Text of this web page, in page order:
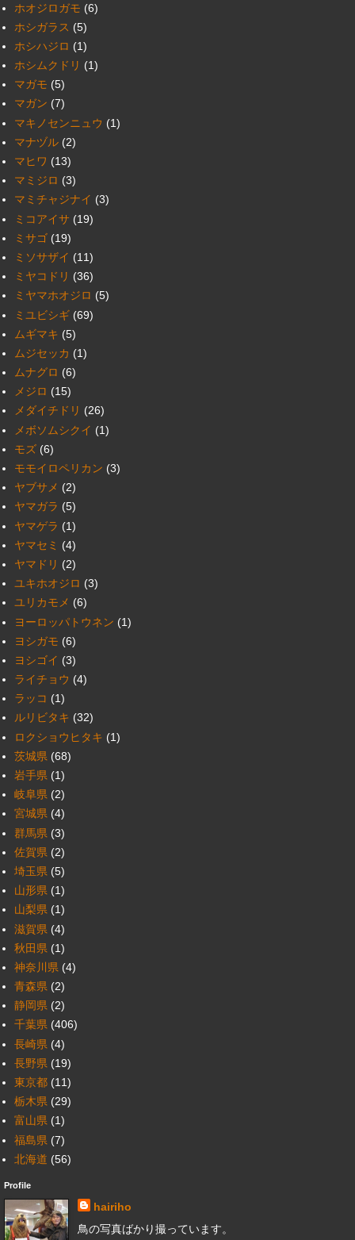
ホオジロガモ (6)
ホシガラス (5)
ホシハジロ (1)
ホシムクドリ (1)
マガモ (5)
マガン (7)
マキノセンニュウ (1)
マナヅル (2)
マヒワ (13)
マミジロ (3)
マミチャジナイ (3)
ミコアイサ (19)
ミサゴ (19)
ミソサザイ (11)
ミヤコドリ (36)
ミヤマホオジロ (5)
ミユビシギ (69)
ムギマキ (5)
ムジセッカ (1)
ムナグロ (6)
メジロ (15)
メダイチドリ (26)
メボソムシクイ (1)
モズ (6)
モモイロペリカン (3)
ヤブサメ (2)
ヤマガラ (5)
ヤマゲラ (1)
ヤマセミ (4)
ヤマドリ (2)
ユキホオジロ (3)
ユリカモメ (6)
ヨーロッパトウネン (1)
ヨシガモ (6)
ヨシゴイ (3)
ライチョウ (4)
ラッコ (1)
ルリビタキ (32)
ロクショウヒタキ (1)
茨城県 (68)
岩手県 (1)
岐阜県 (2)
宮城県 (4)
群馬県 (3)
佐賀県 (2)
埼玉県 (5)
山形県 (1)
山梨県 (1)
滋賀県 (4)
秋田県 (1)
神奈川県 (4)
青森県 (2)
静岡県 (2)
千葉県 (406)
長崎県 (4)
長野県 (19)
東京都 (11)
栃木県 (29)
富山県 (1)
福島県 (7)
北海道 (56)
Profile
hairiho
鳥の写真ばかり撮っています。